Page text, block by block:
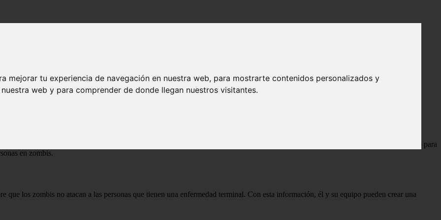
mejorar tu experiencia de navegación en nuestra web, para mostrarte contenidos personalizados y
web y para comprender de donde llegan nuestros visitantes.
y protagonizada por Brad Pitt. La trama sigue a Gerry Lane, un exinvestigador de la ONU, quien debe viajar por todo el mundo para
en zombis.
que los zombis no atacan a las personas que tienen una enfermedad terminal. Con esta información, él y su equipo pueden crear una